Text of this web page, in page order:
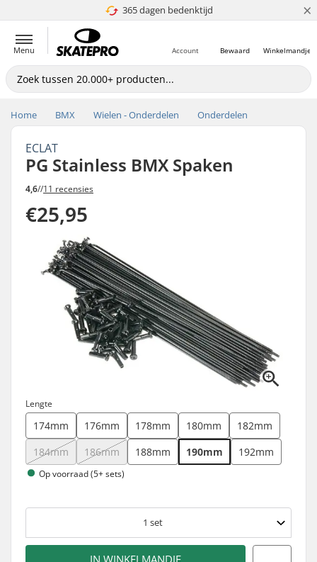
365 dagen bedenktijd
4.8 van 5 ×
Menu Winkelmandje
Bewaard
Account
Home BMX Wielen - Onderdelen Onderdelen
ECLAT
PG Stainless BMX Spaken
4,6//11 recensies
€25,95
Lengte
174mm 176mm 178mm 180mm
182mm
184mm
186mm 188mm 190mm 192mm
Op voorraad (5+ sets)
1 set